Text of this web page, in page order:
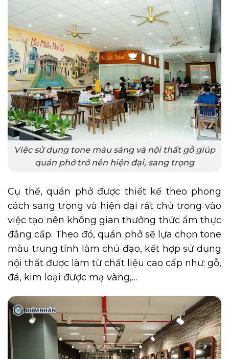
Việc sử dụng tone màu sáng và nội thất gỗ giúp
quán phở trở nên hiện đại, sang trọng
Cụ thể, quán phở được thiết kế theo phong
cách sang trọng và hiện đại rất chú trọng vào
việc tạo nên không gian thưởng thức ẩm thực
đẳng cấp. Theo đó, quán phở sẽ lựa chọn tone
màu trung tính làm chủ đạo, kết hợp sử dụng
nội thất được làm từ chất liệu cao cấp như: gỗ,
đá, kim loại được mạ vàng,…